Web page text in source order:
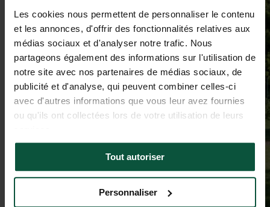
Les cookies nous permettent de personnaliser le contenu
et les annonces, d'offrir des fonctionnalités relatives aux
médias sociaux et d'analyser notre trafic. Nous
partageons également des informations sur l'utilisation de
notre site avec nos partenaires de médias sociaux, de
publicité et d'analyse, qui peuvent combiner celles-ci
avec d'autres informations que vous leur avez fournies
ou qu'ils ont collectées lors de votre utilisation de leurs
Tout autoriser
Personnaliser